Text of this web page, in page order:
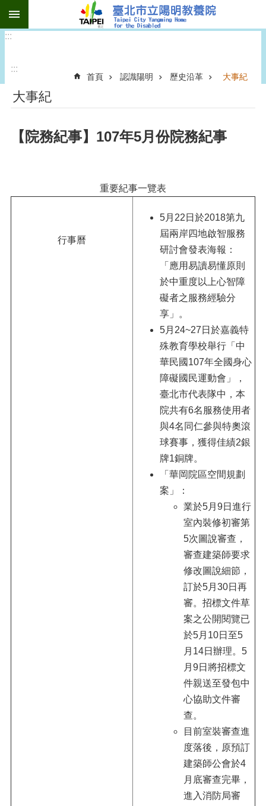
跳到主要內容區塊
:::
:::
首頁 認識陽明 歷史沿革 大事紀
大事紀
【院務紀事】107年5月份院務紀事
重要紀事一覽表
行事曆
5月22日於2018第九
屆兩岸四地啟智服務
研討會發表海報：
「應用易讀易懂原則
於中重度以上心智障
礙者之服務經驗分
享」。
5月24~27日於嘉義特
殊教育學校舉行「中
華民國107年全國身心
障礙國民運動會」，
臺北市代表隊中，本
院共有6名服務使用者
與4名同仁參與特奧滾
球賽事，獲得佳績2銀
牌1銅牌。
「華岡院區空間規劃
案」：
業於5月9日進行
室內裝修初審第
5次圖說審查，
審查建築師要求
修改圖說細節，
訂於5月30日再
審。招標文件草
案之公開閱覽已
於5月10日至5
月14日辦理。5
月9日將招標文
件親送至發包中
心協助文件審
查。
目前室裝審查進
度落後，原預訂
建築師公會於4
月底審查完畢，
進入消防局審